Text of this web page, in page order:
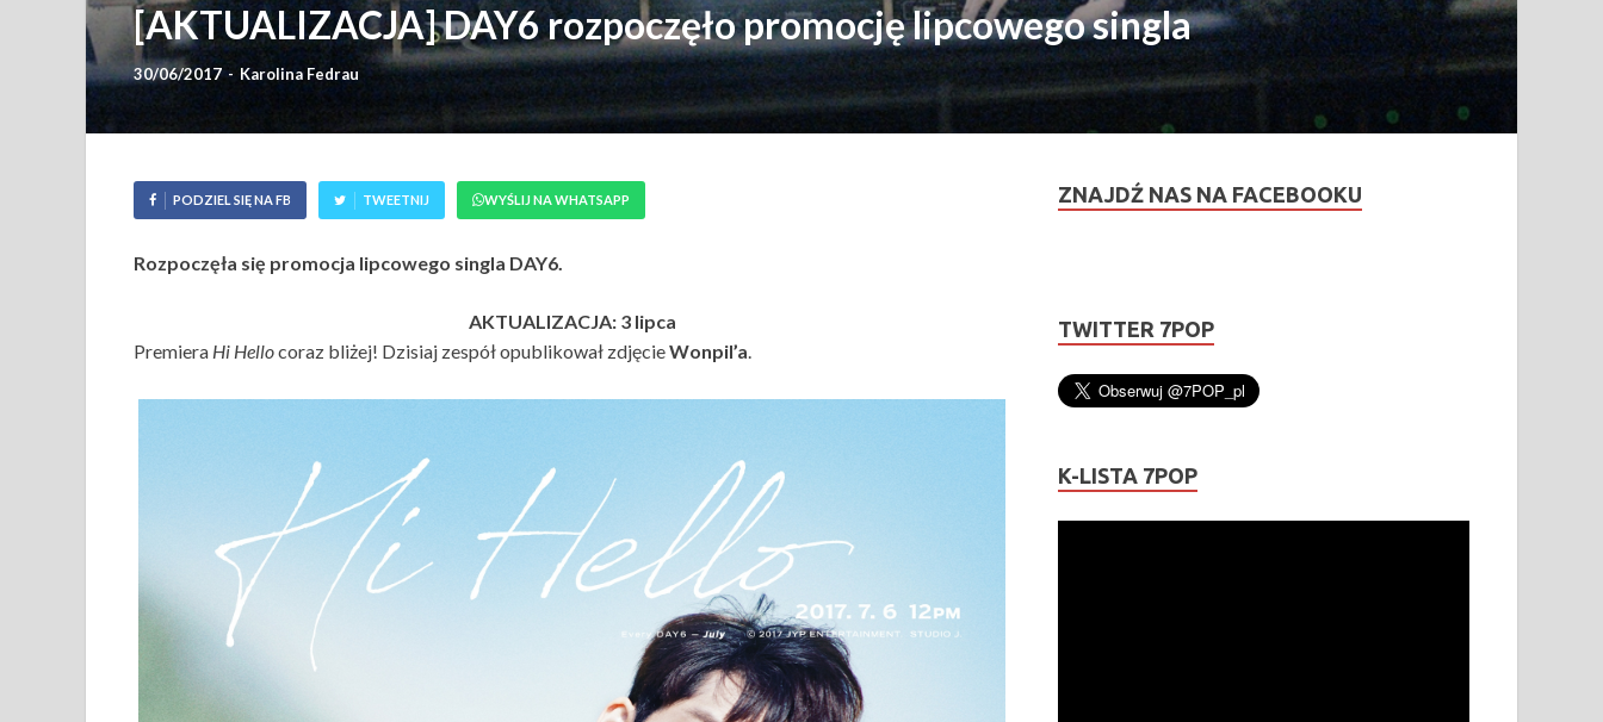
[AKTUALIZACJA] DAY6 rozpoczęło promocję lipcowego singla
30/06/2017 - Karolina Fedrau
PODZIEL SIĘ NA FB TWEETNIJ WYŚLIJ NA WHATSAPP
Rozpoczęła się promocja lipcowego singla DAY6.
AKTUALIZACJA: 3 lipca
Premiera Hi Hellocoraz bliżej! Dzisiaj zespół opublikował zdjęcieWonpil’a.
ZNAJDŹ NAS NA FACEBOOKU
TWITTER 7POP
K-LISTA 7POP